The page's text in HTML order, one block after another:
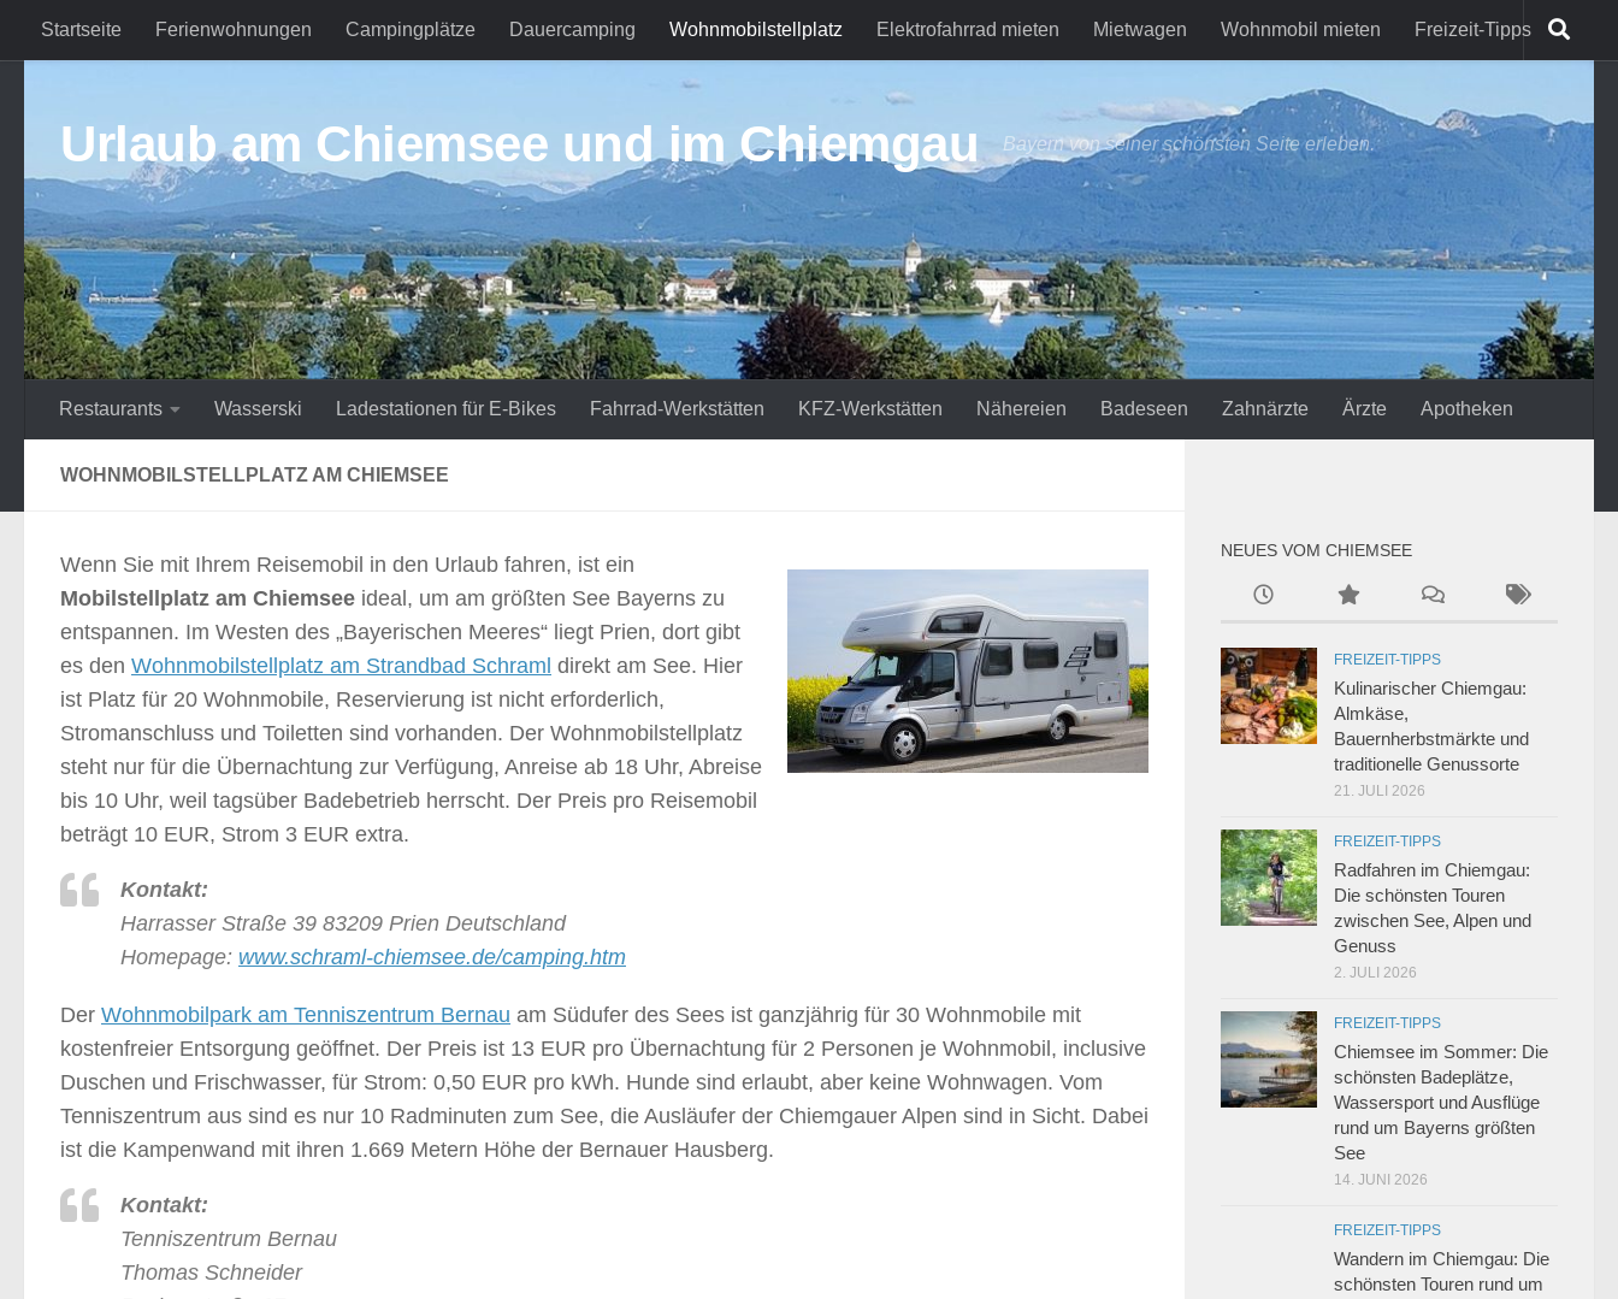
Zum Inhalt springen
Startseite Ferienwohnungen Campingplätze Dauercamping Wohnmobilstellplatz Elektrofahrrad mieten Mietwagen Wohnmobil mieten Freizeit-Tipps
Urlaub am Chiemsee und im Chiemgau Bayern von seiner schönsten Seite erleben.
Restaurants Wasserski Ladestationen für E-Bikes Fahrrad-Werkstätten KFZ-Werkstätten Nähereien Badeseen Zahnärzte Ärzte Apotheken
WOHNMOBILSTELLPLATZ AM CHIEMSEE
Wenn Sie mit Ihrem Reisemobil in den Urlaub fahren, ist ein
Mobilstellplatz am Chiemsee ideal, um am größten See Bayerns zu
entspannen. Im Westen des „Bayerischen Meeres“ liegt Prien, dort gibt
es den Wohnmobilstellplatz am Strandbad Schraml direkt am See. Hier
ist Platz für 20 Wohnmobile, Reservierung ist nicht erforderlich,
Stromanschluss und Toiletten sind vorhanden. Der Wohnmobilstellplatz
steht nur für die Übernachtung zur Verfügung, Anreise ab 18 Uhr, Abreise
bis 10 Uhr, weil tagsüber Badebetrieb herrscht. Der Preis pro Reisemobil
beträgt 10 EUR, Strom 3 EUR extra.
Kontakt:
Harrasser Straße 39 83209 Prien Deutschland
Homepage: www.schraml-chiemsee.de/camping.htm
Der Wohnmobilpark am Tenniszentrum Bernau am Südufer des Sees ist ganzjährig für 30 Wohnmobile mit
kostenfreier Entsorgung geöffnet. Der Preis ist 13 EUR pro Übernachtung für 2 Personen je Wohnmobil, inclusive
Duschen und Frischwasser, für Strom: 0,50 EUR pro kWh. Hunde sind erlaubt, aber keine Wohnwagen. Vom
Tenniszentrum aus sind es nur 10 Radminuten zum See, die Ausläufer der Chiemgauer Alpen sind in Sicht. Dabei
ist die Kampenwand mit ihren 1.669 Metern Höhe der Bernauer Hausberg.
Kontakt:
Tenniszentrum Bernau
Thomas Schneider
NEUES VOM CHIEMSEE
FREIZEIT-TIPPS
Kulinarischer Chiemgau:
Almkäse,
Bauernherbstmärkte und
traditionelle Genussorte
21. JULI 2026
FREIZEIT-TIPPS
Radfahren im Chiemgau:
Die schönsten Touren
zwischen See, Alpen und
Genuss
2. JULI 2026
FREIZEIT-TIPPS
Chiemsee im Sommer: Die
schönsten Badeplätze,
Wassersport und Ausflüge
rund um Bayerns größten
See
14. JUNI 2026
FREIZEIT-TIPPS
Wandern im Chiemgau: Die
schönsten Touren rund um